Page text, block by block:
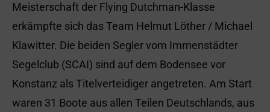
Meisterschaft der Flying Dutchman-Klasse
erkämpfte sich das Team Helmut Löther / Michael
Klawitter. Die beiden Segler vom Immenstädter
Segelclub (SCAI) sind auf dem Bodensee vor
Konstanz als Titelverteidiger angetreten. Am Start
waren 31 Boote aus allen Teilen Deutschlands, aus